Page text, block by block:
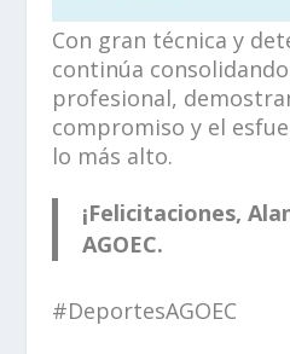
Con gran técnica y
continúa
profesional,
compromiso y el
lo más alto.
¡Felicitaciones,
AGOEC.
#DeportesAGOEC